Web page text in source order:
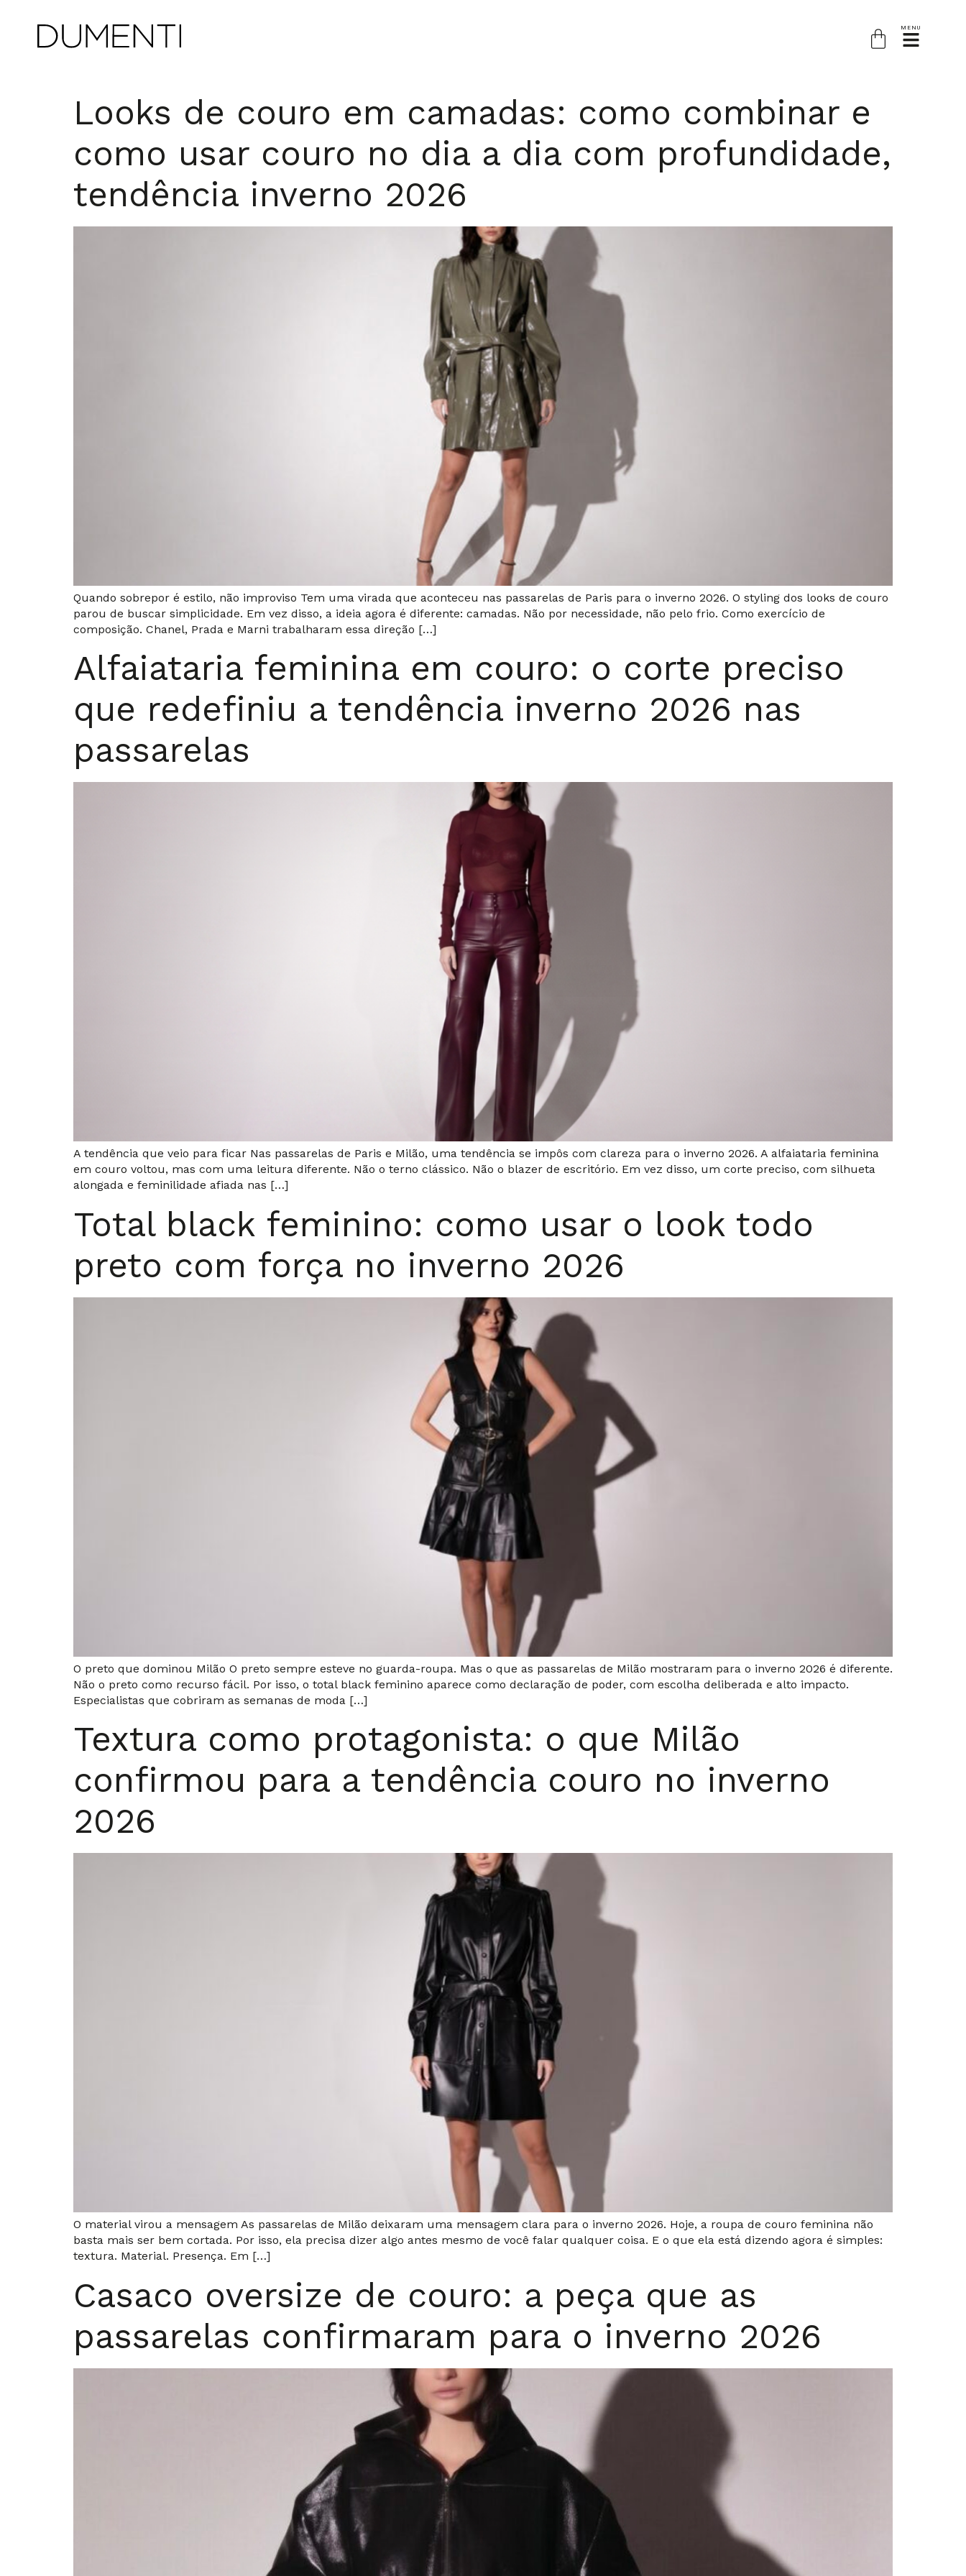
MENU
Looks de couro em camadas: como combinar e
como usar couro no dia a dia com profundidade,
tendência inverno 2026
Quando sobrepor é estilo, não improviso Tem uma virada que aconteceu nas passarelas de Paris para o inverno 2026. O styling dos looks de couro
parou de buscar simplicidade. Em vez disso, a ideia agora é diferente: camadas. Não por necessidade, não pelo frio. Como exercício de
composição. Chanel, Prada e Marni trabalharam essa direção […]
Alfaiataria feminina em couro: o corte preciso
que redefiniu a tendência inverno 2026 nas
passarelas
A tendência que veio para ficar Nas passarelas de Paris e Milão, uma tendência se impôs com clareza para o inverno 2026. A alfaiataria feminina
em couro voltou, mas com uma leitura diferente. Não o terno clássico. Não o blazer de escritório. Em vez disso, um corte preciso, com silhueta
alongada e feminilidade afiada nas […]
Total black feminino: como usar o look todo
preto com força no inverno 2026
O preto que dominou Milão O preto sempre esteve no guarda-roupa. Mas o que as passarelas de Milão mostraram para o inverno 2026 é diferente.
Não o preto como recurso fácil. Por isso, o total black feminino aparece como declaração de poder, com escolha deliberada e alto impacto.
Especialistas que cobriram as semanas de moda […]
Textura como protagonista: o que Milão
confirmou para a tendência couro no inverno
2026
O material virou a mensagem As passarelas de Milão deixaram uma mensagem clara para o inverno 2026. Hoje, a roupa de couro feminina não
basta mais ser bem cortada. Por isso, ela precisa dizer algo antes mesmo de você falar qualquer coisa. E o que ela está dizendo agora é simples:
textura. Material. Presença. Em […]
Casaco oversize de couro: a peça que as
passarelas confirmaram para o inverno 2026